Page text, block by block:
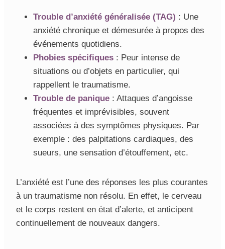
Trouble d’anxiété généralisée (TAG) : Une
anxiété chronique et démesurée à propos des
événements quotidiens.
Phobies spécifiques : Peur intense de
situations ou d’objets en particulier, qui
rappellent le traumatisme.
Trouble de panique : Attaques d’angoisse
fréquentes et imprévisibles, souvent
associées à des symptômes physiques. Par
exemple : des palpitations cardiaques, des
sueurs, une sensation d’étouffement, etc.
L’anxiété est l’une des réponses les plus courantes
à un traumatisme non résolu. En effet, le cerveau
et le corps restent en état d’alerte, et anticipent
continuellement de nouveaux dangers.